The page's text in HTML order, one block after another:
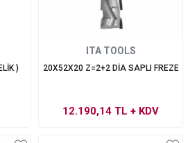
ITA TOOLS
20X52X20 Z=2+2 DİA SAPLI FREZE
12.190,14 TL + KDV